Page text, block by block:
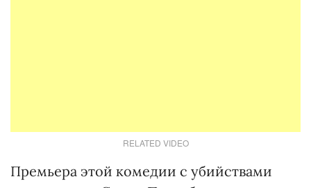
RELATED VIDEO
Премьера этой комедии с убийствами